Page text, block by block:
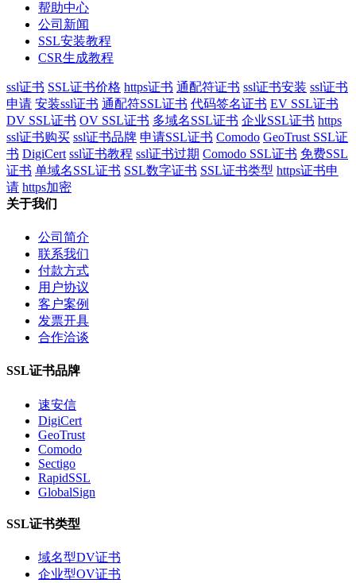
帮助中心
公司新闻
SSL安装教程
CSR生成教程
ssl证书 SSL证书价格 https证书 通配符证书 ssl证书安装 ssl证书
申请 安装ssl证书 通配符SSL证书 代码签名证书 EV SSL证书
DV SSL证书 OV SSL证书 多域名SSL证书 企业SSL证书 https
ssl证书购买 ssl证书品牌 申请SSL证书 Comodo GeoTrust SSL证
书 DigiCert ssl证书教程 ssl证书过期 Comodo SSL证书 免费SSL
证书 单域名SSL证书 SSL数字证书 SSL证书类型 https证书申
请 https加密
关于我们
公司简介
联系我们
付款方式
用户协议
客户案例
发票开具
合作洽谈
SSL证书品牌
速安信
DigiCert
GeoTrust
Comodo
Sectigo
RapidSSL
GlobalSign
SSL证书类型
域名型DV证书
企业型OV证书